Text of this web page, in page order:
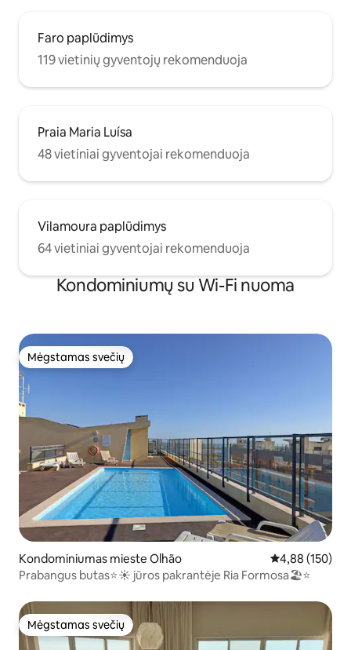
Faro paplūdimys
119 vietinių gyventojų rekomenduoja
Praia Maria Luísa
48 vietiniai gyventojai rekomenduoja
Vilamoura paplūdimys
64 vietiniai gyventojai rekomenduoja
Kondominiumų su Wi-Fi nuoma
Mėgstamas svečių
Mėgstamas svečių
Kondominiumas mieste Olhão Vidutinis
4,88 (150)
Prabangus butas⭐️☀️ jūros pakrantėje Ria Formosa🏖⭐️
Mėgstamas svečių
Mėgstamas svečių